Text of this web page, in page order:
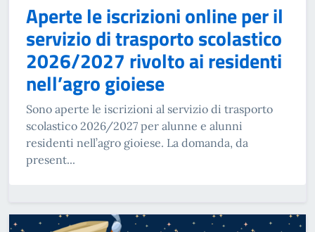
Aperte le iscrizioni online per il
servizio di trasporto scolastico
2026/2027 rivolto ai residenti
nell’agro gioiese
Sono aperte le iscrizioni al servizio di trasporto
scolastico 2026/2027 per alunne e alunni
residenti nell’agro gioiese. La domanda, da
present...